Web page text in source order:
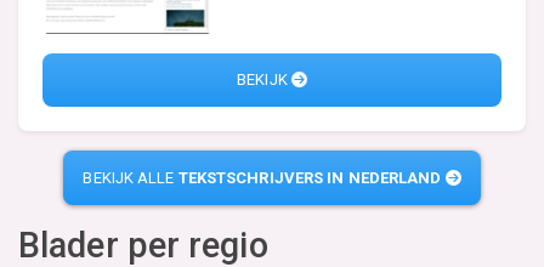
BEKIJK
BEKIJK ALLE TEKSTSCHRIJVERS IN NEDERLAND
Blader per regio